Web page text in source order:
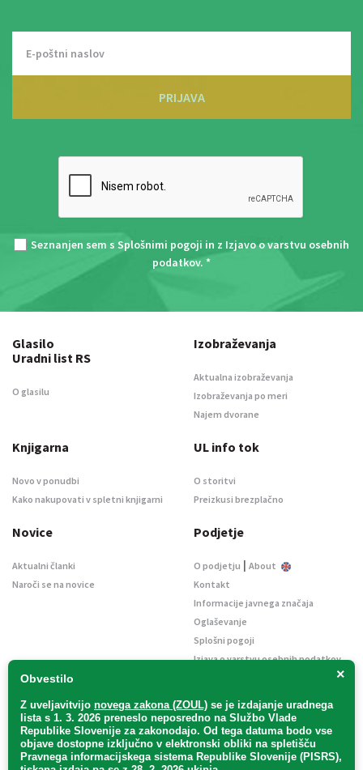
PRIJAVA
Seznanjen sem s Splošnimi pogoji in z Izjavo o varstvu osebnih
podatkov. *
×
Obvestilo
Z uveljavitvijo novega zakona (ZOUL) se je izdajanje uradnega
lista s 1. 3. 2026 preneslo neposredno na Službo Vlade
Republike Slovenije za zakonodajo. Od tega datuma bodo vse
objave dostopne izključno v elektronski obliki na spletišču
Pravnega informacijskega sistema Republike Slovenije (PISRS),
Glasilo
Uradni list RS
O glasilu
Izobraževanja
Aktualna izobraževanja
Izobraževanja po meri
Najem dvorane
Knjigarna
Novo v ponudbi
Kako nakupovati v spletni knjigarni
UL info tok
O storitvi
Preizkusi brezplačno
Novice
Aktualni članki
Naroči se na novice
Podjetje
O podjetju | About
Kontakt
Informacije javnega značaja
Oglaševanje
Splošni pogoji
Izjava o varstvu osebnih podatkov
Uradni list d. o. o. – v likvidaciji / Vse pravice pridržane.